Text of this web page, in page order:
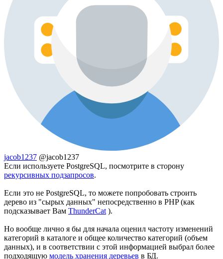
jacob1237 @jacob1237
Если используете PostgreSQL, посмотрите в сторону
рекурсивных подзапросов.
Если это не PostgreSQL, то можете попробовать строить
дерево из "сырых данных" непосредственно в PHP (как
подсказывает Вам ThunderCat ).
Но вообще лично я бы для начала оценил частоту изменений
категорий в каталоге и общее количество категорий (объем
данных), и в соответствии с этой информацией выбрал более
подходящую модель хранения деревьев в БД.